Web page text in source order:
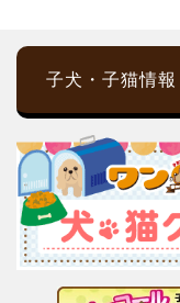
子犬・子猫情報